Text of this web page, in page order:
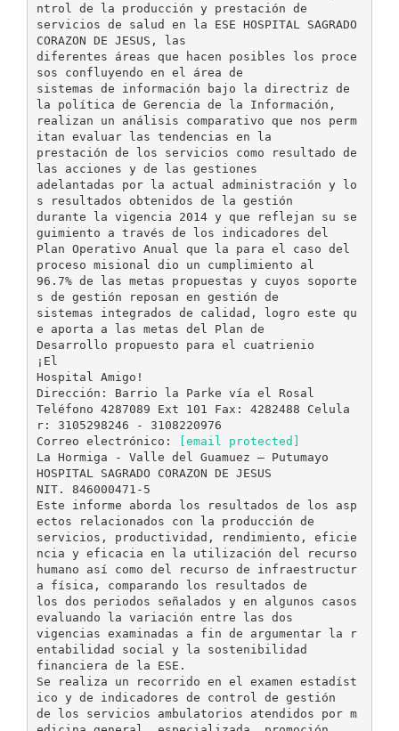
ntrol de la producción y prestación de
servicios de salud en la ESE HOSPITAL SAGRADO
CORAZON DE JESUS, las
diferentes áreas que hacen posibles los proce
sos confluyendo en el área de
sistemas de información bajo la directriz de
la política de Gerencia de la Información,
realizan un análisis comparativo que nos perm
itan evaluar las tendencias en la
prestación de los servicios como resultado de
las acciones y de las gestiones
adelantadas por la actual administración y lo
s resultados obtenidos de la gestión
durante la vigencia 2014 y que reflejan su se
guimiento a través de los indicadores del
Plan Operativo Anual que la para el caso del
proceso misional dio un cumplimiento al
96.7% de las metas propuestas y cuyos soporte
s de gestión reposan en gestión de
sistemas integrados de calidad, logro este qu
e aporta a las metas del Plan de
Desarrollo propuesto para el cuatrienio
¡El
Hospital Amigo!
Dirección: Barrio la Parke vía el Rosal
Teléfono 4287089 Ext 101 Fax: 4282488 Celula
r: 3105298246 - 3108220976
Correo electrónico:
[email protected]
La Hormiga - Valle del Guamuez – Putumayo
HOSPITAL SAGRADO CORAZON DE JESUS
NIT. 846000471-5
Este informe aborda los resultados de los asp
ectos relacionados con la producción de
servicios, productividad, rendimiento, eficie
ncia y eficacia en la utilización del recurso
humano así como del recurso de infraestructur
a física, comparando los resultados de
los dos periodos señalados y en algunos casos
evaluando la variación entre las dos
vigencias examinadas a fin de argumentar la r
entabilidad social y la sostenibilidad
financiera de la ESE.
Se realiza un recorrido en el examen estadíst
ico y de indicadores de control de gestión
de los servicios ambulatorios atendidos por m